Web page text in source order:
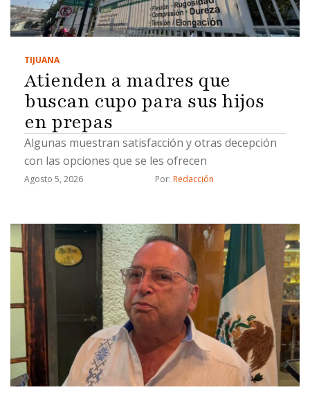
TIJUANA
Atienden a madres que
buscan cupo para sus hijos
en prepas
Algunas muestran satisfacción y otras decepción
con las opciones que se les ofrecen
Agosto 5, 2026 Por: Redacción